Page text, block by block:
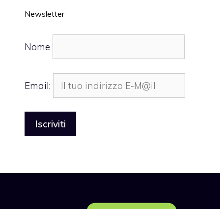
Newsletter
Nome
Email: